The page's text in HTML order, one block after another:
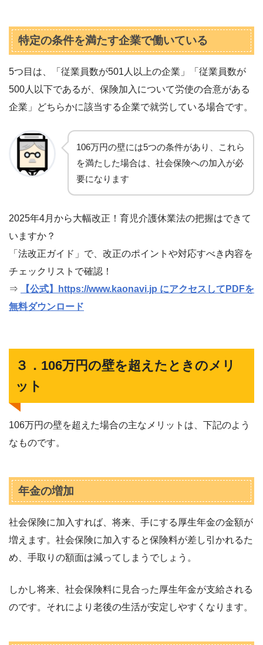
特定の条件を満たす企業で働いている
5つ目は、「従業員数が501人以上の企業」「従業員数が
500人以下であるが、保険加入について労使の合意がある
企業」どちらかに該当する企業で就労している場合です。
106万円の壁には5つの条件があり、これら
を満たした場合は、社会保険への加入が必
要になります
2025年4月から大幅改正！育児介護休業法の把握はできて
いますか？
「法改正ガイド」で、改正のポイントや対応すべき内容を
チェックリストで確認！
⇒
【公式】https://www.kaonavi.jp にアクセスしてPDFを
無料ダウンロード
３．106万円の壁を超えたときのメリ
ット
106万円の壁を超えた場合の主なメリットは、下記のよう
なものです。
年金の増加
社会保険に加入すれば、将来、手にする厚生年金の金額が
増えます。社会保険に加入すると保険料が差し引かれるた
め、手取りの額面は減ってしまうでしょう。
しかし将来、社会保険料に見合った厚生年金が支給される
のです。それにより老後の生活が安定しやすくなります。